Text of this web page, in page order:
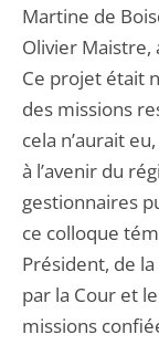
Martine de
Olivier Maistre,
Ce projet était
des missions
cela n’aurait
à l’avenir du
gestionnaires
ce colloque
Président, de
par la Cour et
missions